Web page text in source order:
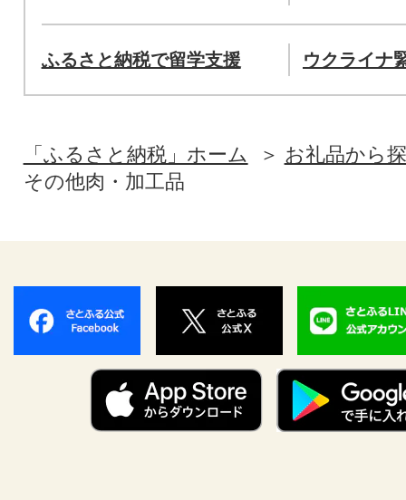
ふるさと納税で留学支援 ウクライナ
「ふるさと納税」ホーム
お礼品から
その他肉・加工品